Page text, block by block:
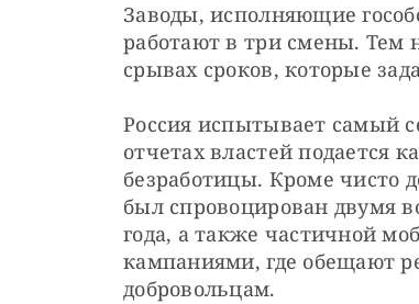
Заводы, исполняющие
работают в три смены. Тем
срывах сроков, которые
Россия испытывает самый
отчетах властей подается
безработицы. Кроме чисто
был спровоцирован двумя
года, а также частичной
кампаниями, где обещают
добровольцам.